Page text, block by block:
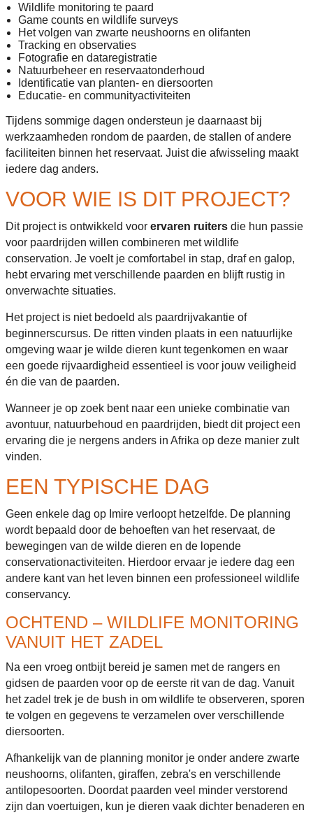
Wildlife monitoring te paard
Game counts en wildlife surveys
Het volgen van zwarte neushoorns en olifanten
Tracking en observaties
Fotografie en dataregistratie
Natuurbeheer en reservaatonderhoud
Identificatie van planten- en diersoorten
Educatie- en communityactiviteiten
Tijdens sommige dagen ondersteun je daarnaast bij
werkzaamheden rondom de paarden, de stallen of andere
faciliteiten binnen het reservaat. Juist die afwisseling maakt
iedere dag anders.
VOOR WIE IS DIT PROJECT?
Dit project is ontwikkeld voor ervaren ruiters die hun passie
voor paardrijden willen combineren met wildlife
conservation. Je voelt je comfortabel in stap, draf en galop,
hebt ervaring met verschillende paarden en blijft rustig in
onverwachte situaties.
Het project is niet bedoeld als paardrijvakantie of
beginnerscursus. De ritten vinden plaats in een natuurlijke
omgeving waar je wilde dieren kunt tegenkomen en waar
een goede rijvaardigheid essentieel is voor jouw veiligheid
én die van de paarden.
Wanneer je op zoek bent naar een unieke combinatie van
avontuur, natuurbehoud en paardrijden, biedt dit project een
ervaring die je nergens anders in Afrika op deze manier zult
vinden.
EEN TYPISCHE DAG
Geen enkele dag op Imire verloopt hetzelfde. De planning
wordt bepaald door de behoeften van het reservaat, de
bewegingen van de wilde dieren en de lopende
conservationactiviteiten. Hierdoor ervaar je iedere dag een
andere kant van het leven binnen een professioneel wildlife
conservancy.
OCHTEND – WILDLIFE MONITORING
VANUIT HET ZADEL
Na een vroeg ontbijt bereid je samen met de rangers en
gidsen de paarden voor op de eerste rit van de dag. Vanuit
het zadel trek je de bush in om wildlife te observeren, sporen
te volgen en gegevens te verzamelen over verschillende
diersoorten.
Afhankelijk van de planning monitor je onder andere zwarte
neushoorns, olifanten, giraffen, zebra's en verschillende
antilopesoorten. Doordat paarden veel minder verstorend
zijn dan voertuigen, kun je dieren vaak dichter benaderen en